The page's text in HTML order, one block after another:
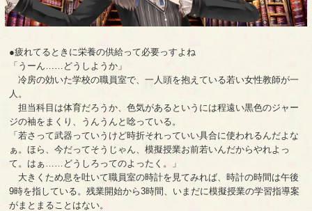
●疲れてるときに栄養の供給って必要っすよね
「うーん……どうしようか」
冷房の効いた学校の職員室で、一人頭を抱えている若い女性教師が一
人。
担当科目は体育だろうか、色気があるというには程遠い黒色のジャー
ジの袖をまくり、うんうんと唸っている。
「若さって武器っていうけど時折それっていい具合に使われるんだよな
ぁ。ほら、今だってそうじゃん、模擬授業お前若いんだからやれよっ
て。はぁ……どうしろってのよったく。」
大きくため息を吐いて職員室の時計を見てみれば、時計の時間は午後
9時を指している。残業開始から3時間、いまだに模擬授業の学習指導案
がまとまることはない。